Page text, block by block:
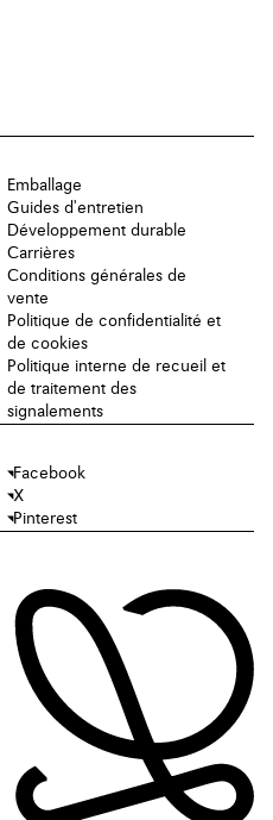
Emballage
Guides d'entretien
Développement durable
Carrières
Conditions générales de
vente
Politique de confidentialité et
de cookies
Politique interne de recueil et
de traitement des
signalements
Facebook
X
Pinterest